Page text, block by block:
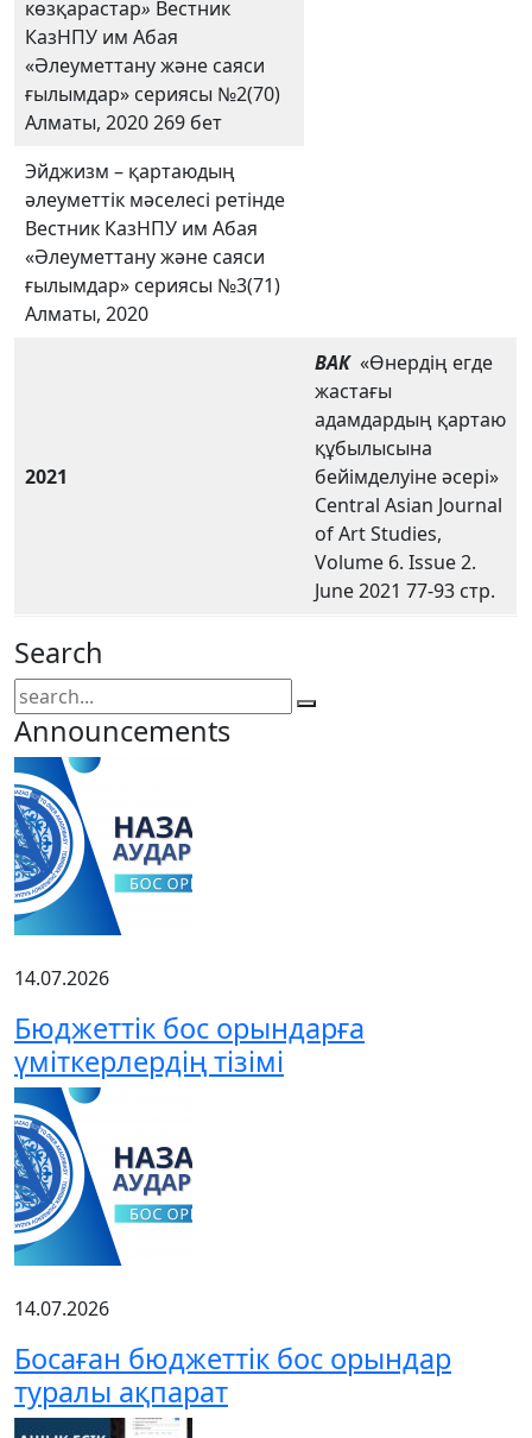
көзқарастар» Вестник
КазНПУ им Абая
«Әлеуметтану және саяси
ғылымдар» сериясы №2(70)
Алматы, 2020 269 бет
Эйджизм – қартаюдың
әлеуметтік мәселесі ретінде
Вестник КазНПУ им Абая
«Әлеуметтану және саяси
ғылымдар» сериясы №3(71)
Алматы, 2020
2021
ВАК«Өнердің егде
жастағы
адамдардың қартаю
құбылысына
бейімделуіне әсері»
Central Asian Journal
of Art Studies,
Volume 6. Issue 2.
June 2021 77-93 стр.
Search
Announcements
14.07.2026
Бюджеттік бос орындарға
үміткерлердің тізімі
14.07.2026
Босаған бюджеттік бос орындар
туралы ақпарат